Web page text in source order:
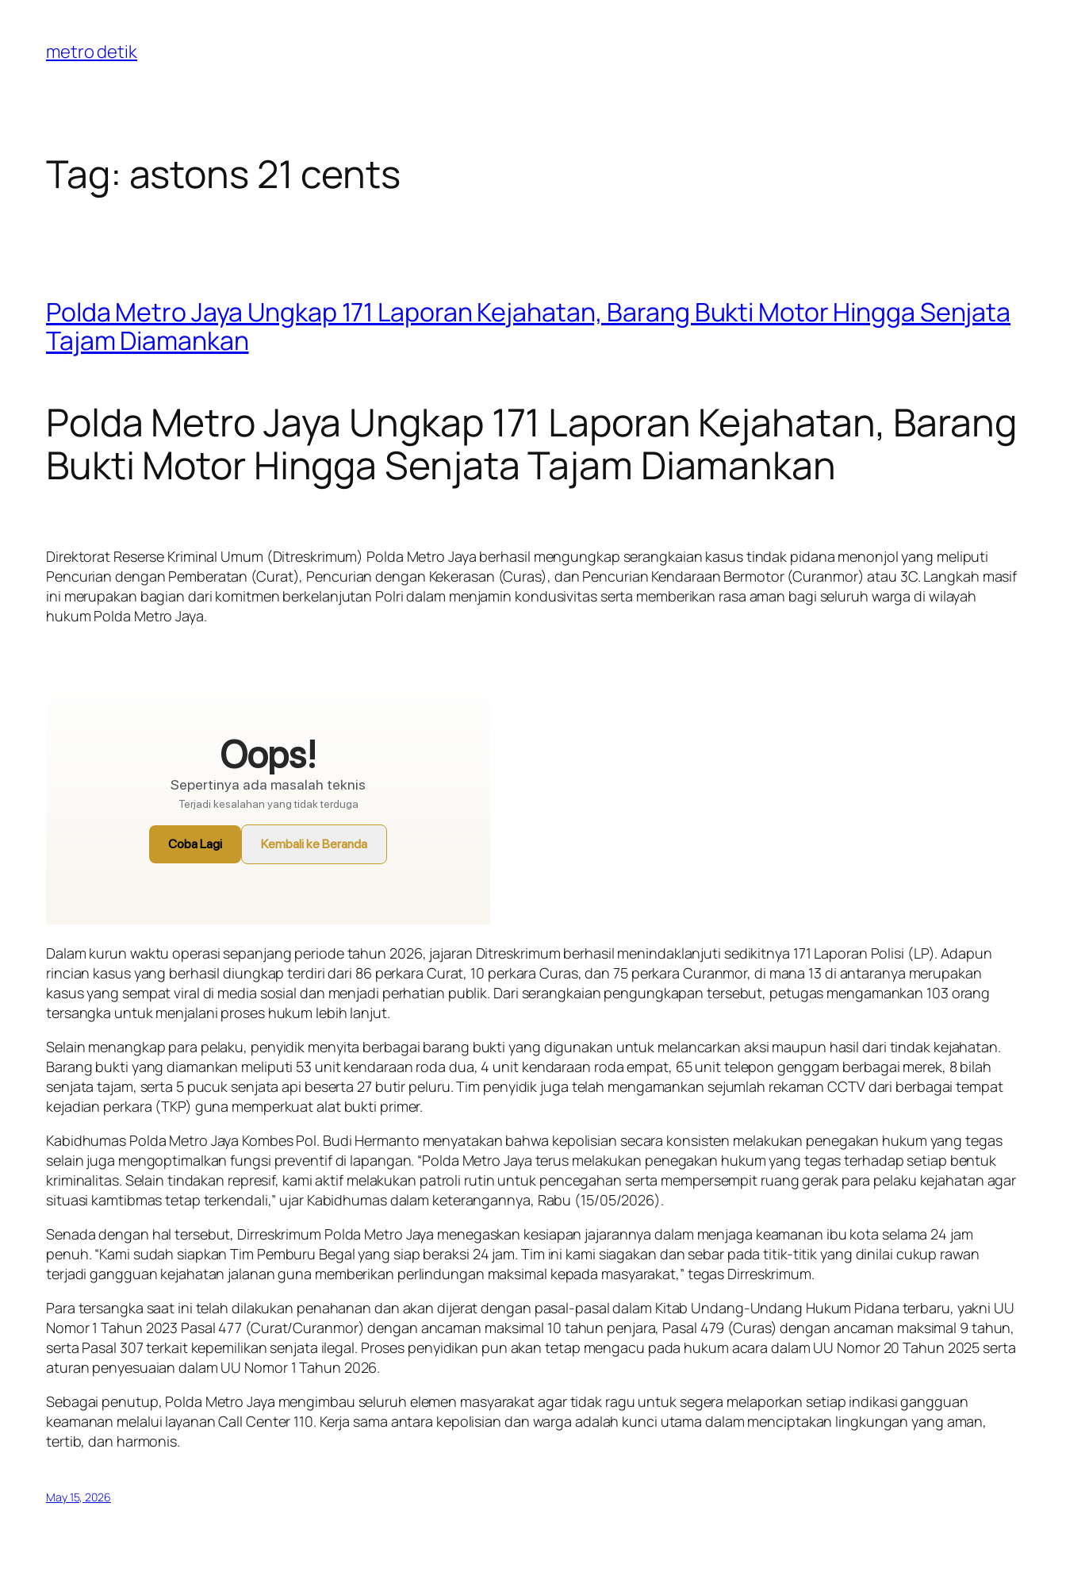
content
metro detik
Tag: astons 21 cents
Polda Metro Jaya Ungkap 171 Laporan Kejahatan, Barang Bukti Motor Hingga Senjata
Tajam Diamankan
Polda Metro Jaya Ungkap 171 Laporan Kejahatan, Barang
Bukti Motor Hingga Senjata Tajam Diamankan
Direktorat Reserse Kriminal Umum (Ditreskrimum) Polda Metro Jaya berhasil mengungkap serangkaian kasus tindak pidana menonjol yang meliputi
Pencurian dengan Pemberatan (Curat), Pencurian dengan Kekerasan (Curas), dan Pencurian Kendaraan Bermotor (Curanmor) atau 3C. Langkah masif
ini merupakan bagian dari komitmen berkelanjutan Polri dalam menjamin kondusivitas serta memberikan rasa aman bagi seluruh warga di wilayah
hukum Polda Metro Jaya.
Dalam kurun waktu operasi sepanjang periode tahun 2026, jajaran Ditreskrimum berhasil menindaklanjuti sedikitnya 171 Laporan Polisi (LP). Adapun
rincian kasus yang berhasil diungkap terdiri dari 86 perkara Curat, 10 perkara Curas, dan 75 perkara Curanmor, di mana 13 di antaranya merupakan
kasus yang sempat viral di media sosial dan menjadi perhatian publik. Dari serangkaian pengungkapan tersebut, petugas mengamankan 103 orang
tersangka untuk menjalani proses hukum lebih lanjut.
Selain menangkap para pelaku, penyidik menyita berbagai barang bukti yang digunakan untuk melancarkan aksi maupun hasil dari tindak kejahatan.
Barang bukti yang diamankan meliputi 53 unit kendaraan roda dua, 4 unit kendaraan roda empat, 65 unit telepon genggam berbagai merek, 8 bilah
senjata tajam, serta 5 pucuk senjata api beserta 27 butir peluru. Tim penyidik juga telah mengamankan sejumlah rekaman CCTV dari berbagai tempat
kejadian perkara (TKP) guna memperkuat alat bukti primer.
Kabidhumas Polda Metro Jaya Kombes Pol. Budi Hermanto menyatakan bahwa kepolisian secara konsisten melakukan penegakan hukum yang tegas
selain juga mengoptimalkan fungsi preventif di lapangan. “Polda Metro Jaya terus melakukan penegakan hukum yang tegas terhadap setiap bentuk
kriminalitas. Selain tindakan represif, kami aktif melakukan patroli rutin untuk pencegahan serta mempersempit ruang gerak para pelaku kejahatan agar
situasi kamtibmas tetap terkendali,” ujar Kabidhumas dalam keterangannya, Rabu (15/05/2026).
Senada dengan hal tersebut, Dirreskrimum Polda Metro Jaya menegaskan kesiapan jajarannya dalam menjaga keamanan ibu kota selama 24 jam
penuh. “Kami sudah siapkan Tim Pemburu Begal yang siap beraksi 24 jam. Tim ini kami siagakan dan sebar pada titik-titik yang dinilai cukup rawan
terjadi gangguan kejahatan jalanan guna memberikan perlindungan maksimal kepada masyarakat,” tegas Dirreskrimum.
Para tersangka saat ini telah dilakukan penahanan dan akan dijerat dengan pasal-pasal dalam Kitab Undang-Undang Hukum Pidana terbaru, yakni UU
Nomor 1 Tahun 2023 Pasal 477 (Curat/Curanmor) dengan ancaman maksimal 10 tahun penjara, Pasal 479 (Curas) dengan ancaman maksimal 9 tahun,
serta Pasal 307 terkait kepemilikan senjata ilegal. Proses penyidikan pun akan tetap mengacu pada hukum acara dalam UU Nomor 20 Tahun 2025 serta
aturan penyesuaian dalam UU Nomor 1 Tahun 2026.
Sebagai penutup, Polda Metro Jaya mengimbau seluruh elemen masyarakat agar tidak ragu untuk segera melaporkan setiap indikasi gangguan
keamanan melalui layanan Call Center 110. Kerja sama antara kepolisian dan warga adalah kunci utama dalam menciptakan lingkungan yang aman,
tertib, dan harmonis.
May 15, 2026